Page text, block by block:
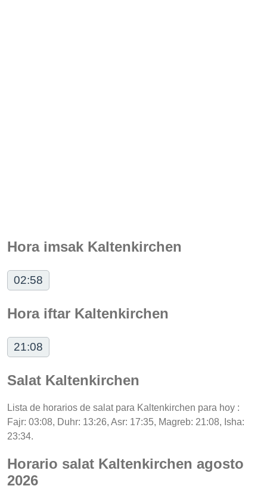
Hora imsak Kaltenkirchen
02:58
Hora iftar Kaltenkirchen
21:08
Salat Kaltenkirchen
Lista de horarios de salat para Kaltenkirchen para hoy :
Fajr: 03:08, Duhr: 13:26, Asr: 17:35, Magreb: 21:08, Isha:
23:34.
Horario salat Kaltenkirchen agosto
2026